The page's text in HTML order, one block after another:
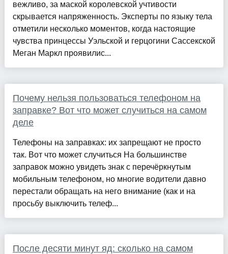
вежливо, за маской королевской учтивости
скрывается напряженность. Эксперты по языку тела
отметили несколько моментов, когда настоящие
чувства принцессы Уэльской и герцогини Сассекской
Меган Маркл проявилис...
Почему нельзя пользоваться телефоном на
заправке? Вот что может случиться на самом
деле
Телефоны на заправках: их запрещают не просто
так. Вот что может случиться На большинстве
заправок можно увидеть знак с перечёркнутым
мобильным телефоном, но многие водители давно
перестали обращать на него внимание (как и на
просьбу выключить телеф...
После десяти минут яд: сколько на самом